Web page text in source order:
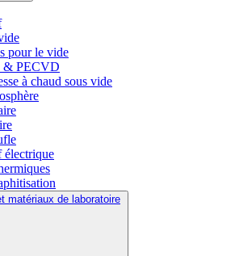
pour le vide
& PECVD
à chaud sous vide
électrique
matériaux de laboratoire